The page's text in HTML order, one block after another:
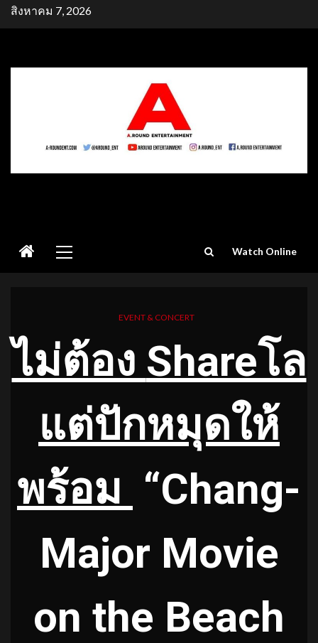
Skipสิงหาคม 7, 2026
Menu
Watch Online
EVENT & CONCERT
ไม่ต้อง Shareโล
แต่ปักหมุดให้
พร้อม “Chang-
Major Movie
on the Beach